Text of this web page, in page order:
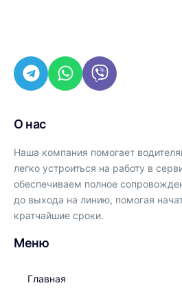
О нас
Наша компания помогает
легко устроиться на работу в
обеспечиваем полное
до выхода на линию, помогая
кратчайшие сроки.
Меню
Главная